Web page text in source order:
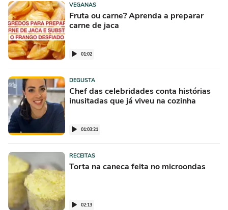
VEGANAS
Fruta ou carne? Aprenda a preparar
carne de jaca
01:02
DEGUSTA
Chef das celebridades conta histórias
inusitadas que já viveu na cozinha
01:03:21
RECEITAS
Torta na caneca feita no microondas
02:13